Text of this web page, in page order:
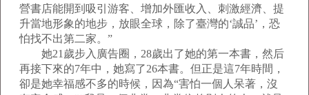
營書店能開到吸引游客、增加外匯收入、刺激經濟、提
升當地形象的地步，放眼全球，除了臺灣的‘誠品’，恐
怕找不出第二家。”
她21歲步入廣告圈，28歲出了她的第一本書，然后
再接下來的7年中，她寫了26本書。但正是這7年時間，
卻是她幸福感不多的時候，因為“害怕一個人呆著，沒